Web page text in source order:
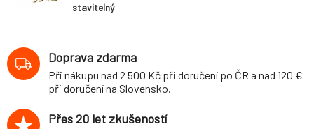
stavitelný
BMW 3 Compact
(typ E36, 3.94-
8.00)
Doprava zdarma
Při nákupu nad 2 500 Kč při doručení po ČR a nad 120 €
při doručení na Slovensko.
Přes 20 let zkušeností